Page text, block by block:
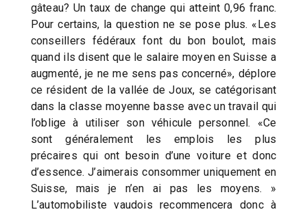
gâteau? Un taux de change qui atteint 0,96 franc.
Pour certains, la question ne se pose plus. «Les
conseillers fédéraux font du bon boulot, mais
quand ils disent que le salaire moyen en Suisse a
augmenté, je ne me sens pas concerné», déplore
ce résident de la vallée de Joux, se catégorisant
dans la classe moyenne basse avec un travail qui
l’oblige à utiliser son véhicule personnel. «Ce
sont généralement les emplois les plus
précaires qui ont besoin d’une voiture et donc
d’essence. J’aimerais consommer uniquement en
Suisse, mais je n’en ai pas les moyens. »
L’automobiliste vaudois recommencera donc à